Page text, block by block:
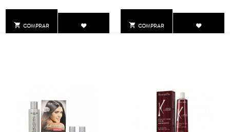
 COMPRAR  COMPRAR